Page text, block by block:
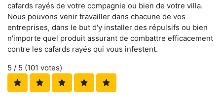
cafards rayés de votre compagnie ou bien de votre villa.
Nous pouvons venir travailler dans chacune de vos
entreprises, dans le but d'y installer des répulsifs ou bien
n'importe quel produit assurant de combattre efficacement
contre les cafards rayés qui vous infestent.
5 / 5 (101 votes)